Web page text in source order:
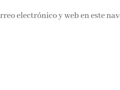
electrónico y web en este